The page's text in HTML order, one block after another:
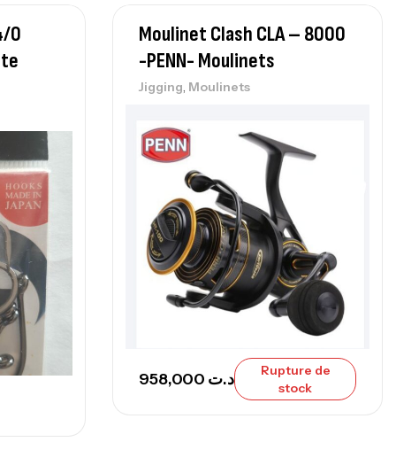
Sunset Beachstriker Surf Hybrid
Cm 100-250 G
Sunset Secret Cove 450 Cm 100
G
,Surfcasting
د.ت
Sunset Secret Cove 420 Cm 100
G
,Surfcasting
0
Moulinet Clash CLA – 8000
-PENN- Moulinets
Jigging, Moulinets
د.ت
Rupture de
stock